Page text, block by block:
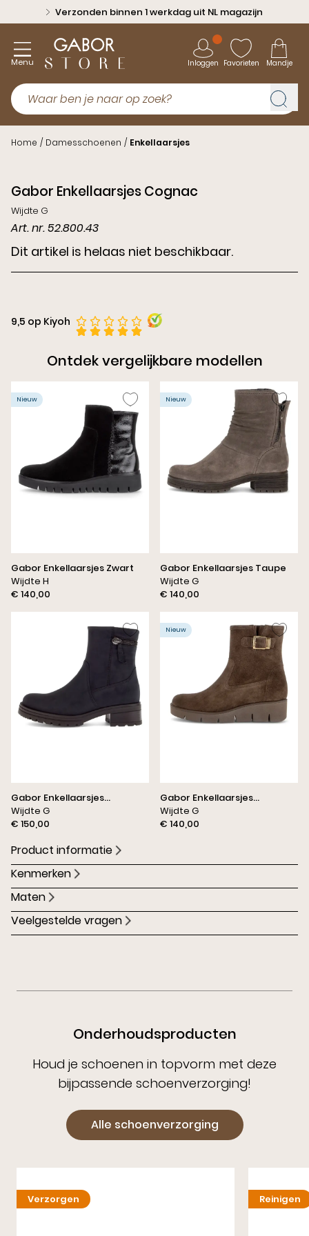
Verzonden binnen 1 werkdag uit NL magazijn
Menu Inloggen Favorieten Mandje
Home / Damesschoenen / Enkellaarsjes
Gabor Enkellaarsjes Cognac
Wijdte G
Art. nr. 52.800.43
Dit artikel is helaas niet beschikbaar.
9,5 op Kiyoh
Ontdek vergelijkbare modellen
Nieuw
Gabor Enkellaarsjes Zwart
Wijdte H
€ 140,00
Nieuw
Gabor Enkellaarsjes Taupe
Wijdte G
€ 140,00
Gabor Enkellaarsjes
Nachtblauw
Wijdte G
€ 150,00
Nieuw
Gabor Enkellaarsjes
Donkerbruin
Wijdte G
€ 140,00
Product informatie
Kenmerken
Maten
Veelgestelde vragen
Onderhoudsproducten
Houd je schoenen in topvorm met deze
bijpassende schoenverzorging!
Alle schoenverzorging
Verzorgen Reinigen